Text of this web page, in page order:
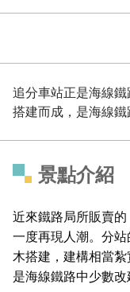
追分車站正是海線
搭建而成，是海線鐵
景點介紹
近來鐵路局所販賣
一度再現人潮。分
木搭建，建構相當
是海線鐵路中少數改